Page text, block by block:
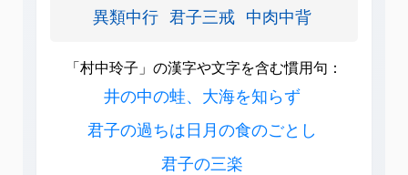
異類中行 君子三戒 中肉中背
「村中玲子」の漢字や文字を含む慣用句：
井の中の蛙、大海を知らず
君子の過ちは日月の食のごとし
君子の三楽